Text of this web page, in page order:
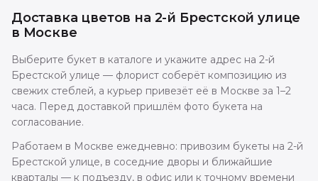
Доставка цветов на 2-й Брестской улице
в Москве
Выберите букет в каталоге и укажите адрес на 2-й
Брестской улице — флорист соберёт композицию из
свежих стеблей, а курьер привезёт её в Москве за 1–2
часа. Перед доставкой пришлём фото букета на
согласование.
Работаем в Москве ежедневно: привозим букеты на 2-й
Брестской улице, в соседние дворы и ближайшие
кварталы — к подъезду, в офис или к точному времени